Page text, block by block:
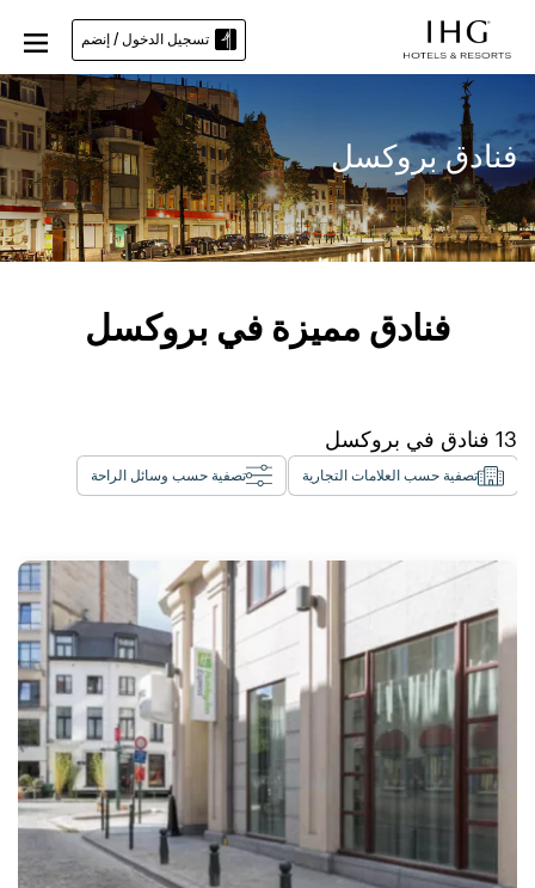
تسجيل الدخول / إنضم
فنادق بروكسل
فنادق مميزة في بروكسل
13 فنادق في بروكسل
تصفية حسب العلامات التجارية تصفية حسب وسائل الراحة